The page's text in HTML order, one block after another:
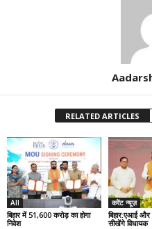
RELATED ARTICLES
All
बिहार में 51,600 करोड़ का होगा
निवेश
करेंट न्यूज़
बिहार:एआई
सीखेंगे विधायक